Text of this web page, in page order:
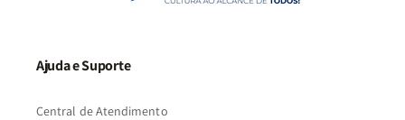
Ajuda e Suporte
Central de Atendimento